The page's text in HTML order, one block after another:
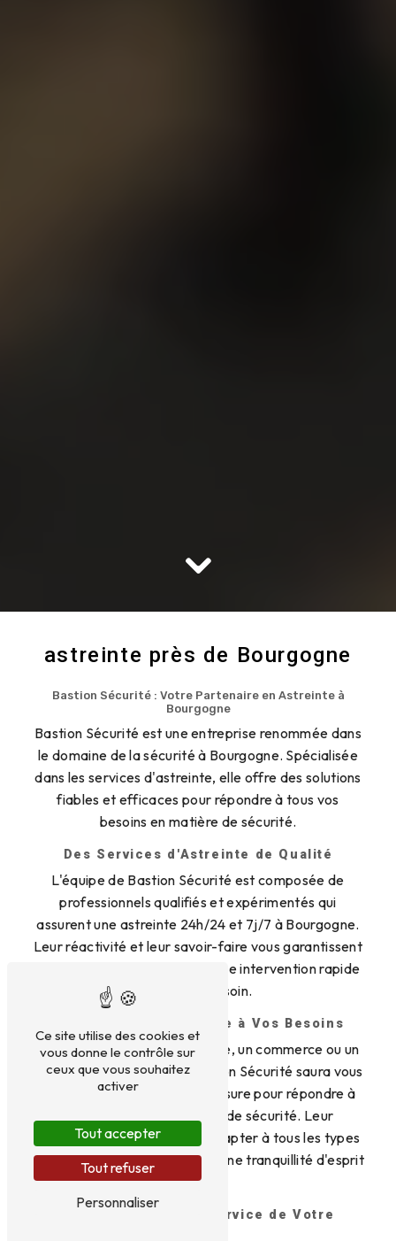
astreinte près de Bourgogne
Bastion Sécurité : Votre Partenaire en Astreinte à
Bourgogne
Bastion Sécurité est une entreprise renommée dans
le domaine de la sécurité à Bourgogne. Spécialisée
dans les services d'astreinte, elle offre des solutions
fiables et efficaces pour répondre à tous vos
besoins en matière de sécurité.
Des Services d'Astreinte de Qualité
L'équipe de Bastion Sécurité est composée de
professionnels qualifiés et expérimentés qui
assurent une astreinte 24h/24 et 7j/7 à Bourgogne.
Leur réactivité et leur savoir-faire vous garantissent
une surveillance continue et une intervention rapide
en cas de besoin.
Une Protection Adaptée à Vos Besoins
Que vous soyez une entreprise, un commerce ou un
particulier à Bourgogne, Bastion Sécurité saura vous
proposer une solution sur-mesure pour répondre à
vos exigences en matière de sécurité. Leur
expertise leur permet de s'adapter à tous les types
de situations et de vous offrir une tranquillité d'esprit
inégalée.
La Technologie au Service de Votre
Ce site utilise des cookies et
vous donne le contrôle sur
ceux que vous souhaitez
activer
Tout accepter
Tout refuser
Personnaliser